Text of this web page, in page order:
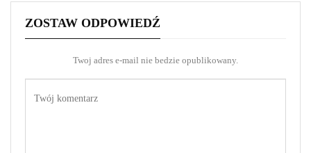
ZOSTAW ODPOWIEDŹ
Twoj adres e-mail nie bedzie opublikowany.